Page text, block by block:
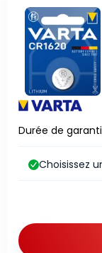
Durée de
Choisissez